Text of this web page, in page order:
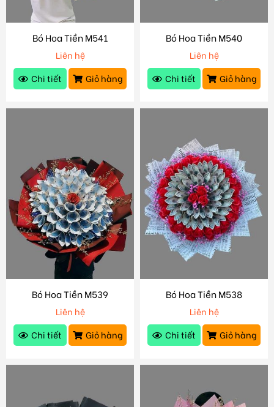
Bó Hoa Tiền M541
Liên hệ
Chi tiết
Giỏ hàng
Bó Hoa Tiền M540
Liên hệ
Chi tiết
Giỏ hàng
Bó Hoa Tiền M539
Liên hệ
Chi tiết
Giỏ hàng
Bó Hoa Tiền M538
Liên hệ
Chi tiết
Giỏ hàng